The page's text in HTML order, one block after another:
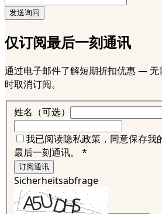
发送询问
仅订阅最后一刻通讯
通过电子邮件了解短期折扣优惠 —
时取消订阅。
姓名（可选）
我已阅读隐私政策，同意保存我
最后一刻通讯。
*
订阅通讯
Sicherheitsabfrage